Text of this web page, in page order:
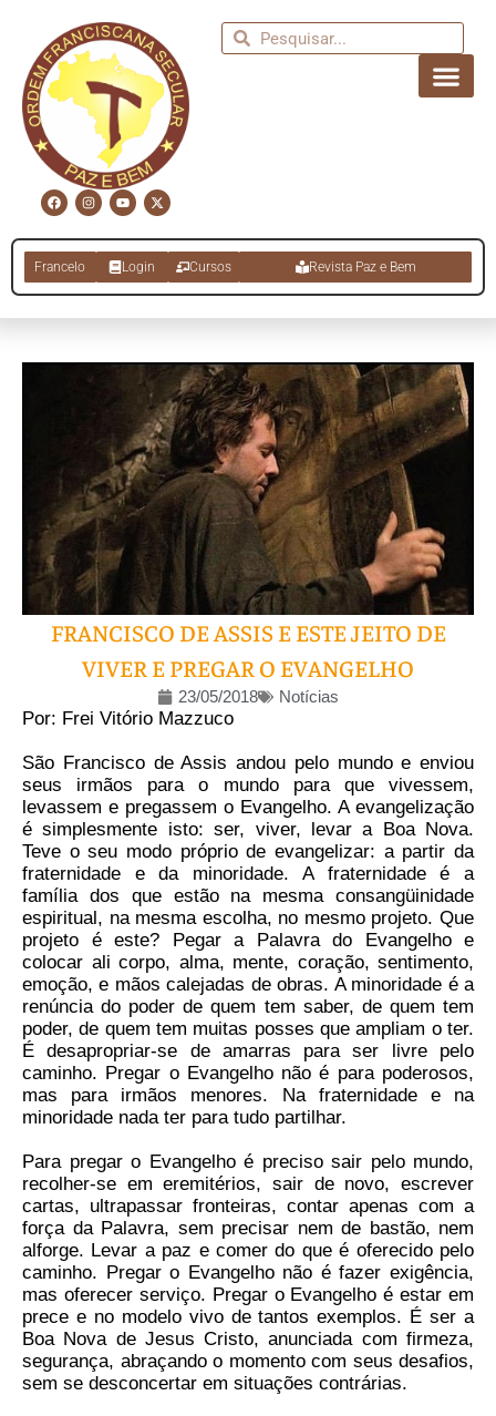
Francelo Login Cursos Revista Paz e Bem
FRANCISCO DE ASSIS E ESTE JEITO DE
VIVER E PREGAR O EVANGELHO
23/05/2018 Notícias
Por: Frei Vitório Mazzuco
São Francisco de Assis andou pelo mundo e enviou
seus irmãos para o mundo para que vivessem,
levassem e pregassem o Evangelho. A evangelização
é simplesmente isto: ser, viver, levar a Boa Nova.
Teve o seu modo próprio de evangelizar: a partir da
fraternidade e da minoridade. A fraternidade é a
família dos que estão na mesma consangüinidade
espiritual, na mesma escolha, no mesmo projeto. Que
projeto é este? Pegar a Palavra do Evangelho e
colocar ali corpo, alma, mente, coração, sentimento,
emoção, e mãos calejadas de obras. A minoridade é a
renúncia do poder de quem tem saber, de quem tem
poder, de quem tem muitas posses que ampliam o ter.
É desapropriar-se de amarras para ser livre pelo
caminho. Pregar o Evangelho não é para poderosos,
mas para irmãos menores. Na fraternidade e na
minoridade nada ter para tudo partilhar.
Para pregar o Evangelho é preciso sair pelo mundo,
recolher-se em eremitérios, sair de novo, escrever
cartas, ultrapassar fronteiras, contar apenas com a
força da Palavra, sem precisar nem de bastão, nem
alforge. Levar a paz e comer do que é oferecido pelo
caminho. Pregar o Evangelho não é fazer exigência,
mas oferecer serviço. Pregar o Evangelho é estar em
prece e no modelo vivo de tantos exemplos. É ser a
Boa Nova de Jesus Cristo, anunciada com firmeza,
segurança, abraçando o momento com seus desafios,
sem se desconcertar em situações contrárias.